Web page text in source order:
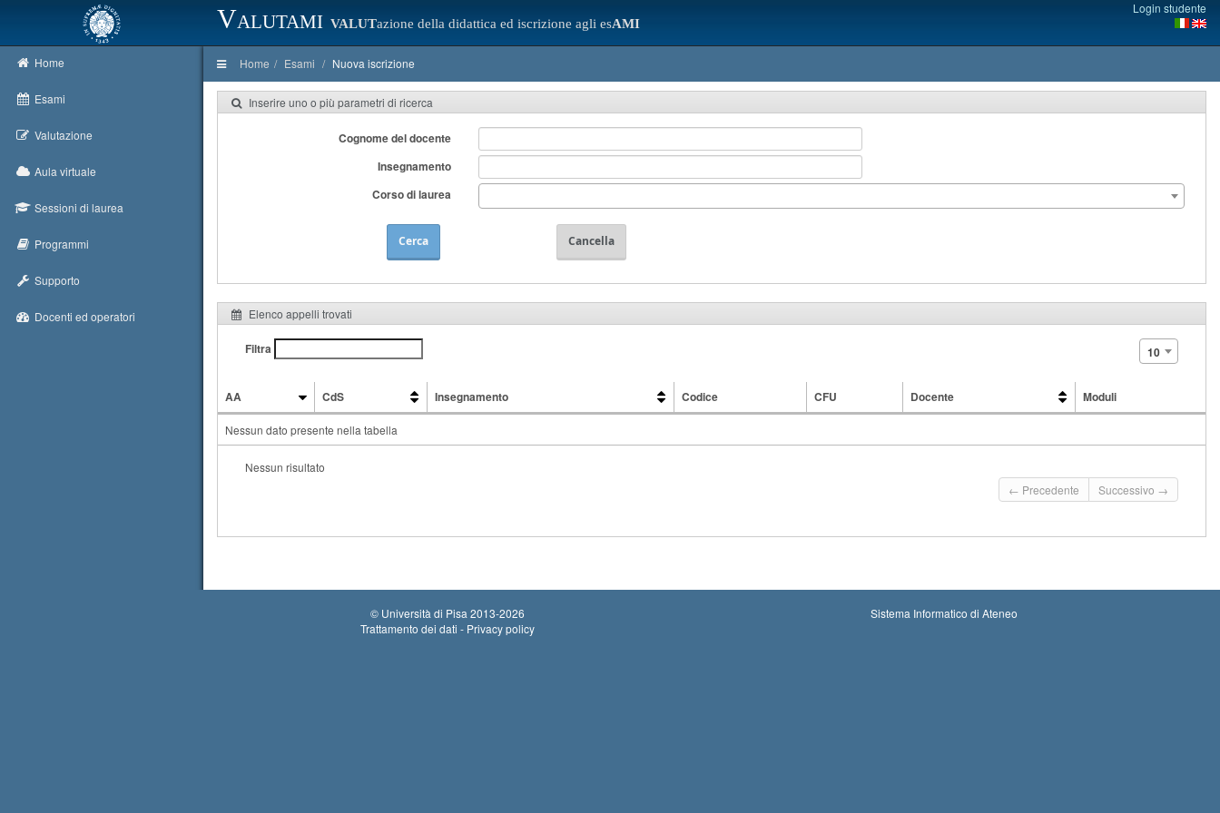
Valutami VALUTazione della didattica ed iscrizione agli esAMI
Login studente
Home
Esami
Valutazione
Aula virtuale
Sessioni di laurea
Programmi
Supporto
Docenti ed operatori
Home Esami Nuova iscrizione
Inserire uno o più parametri di ricerca
Cognome del docente
Insegnamento
Corso di laurea
Cerca Cancella
Elenco appelli trovati
Filtra 10
AA CdS Insegnamento Codice CFU Docente
Moduli
Nessun dato presente nella tabella
Nessun risultato
← Precedente
Successivo →
© Università di Pisa 2013-2026
Trattamento dei dati - Privacy policy
Sistema Informatico di Ateneo